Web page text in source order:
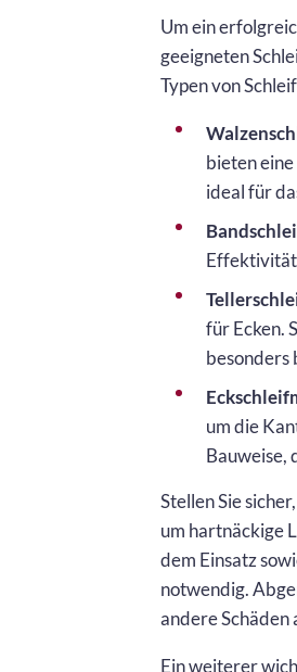
Um ein
geeigneten
Typen von
bieten
ideal für
Effektivität
für Ecken.
besonders
um die
Bauweise,
Stellen Sie
um hartnäckige
dem Einsatz
notwendig.
andere Schäden
Ein weiterer